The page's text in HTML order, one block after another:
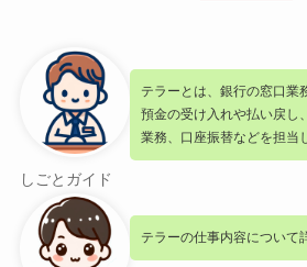
しごとガイド
テラーとは、銀行の窓口業
預金の受け入れや払い戻し
業務、口座振替などを担当
テラーの仕事内容について